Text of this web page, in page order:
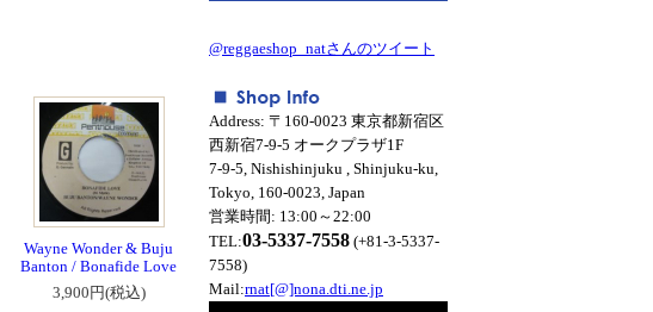
Wayne Wonder & Buju
Banton / Bonafide Love
3,900円(税込)
@reggaeshop_natさんのツイート
Address: 〒160-0023 東京都新宿区
西新宿7-9-5 オークプラザ1F
7-9-5, Nishishinjuku , Shinjuku-ku,
Tokyo, 160-0023, Japan
営業時間: 13:00～22:00
TEL:03-5337-7558 (+81-3-5337-
7558)
Mail:rnat[@]nona.dti.ne.jp